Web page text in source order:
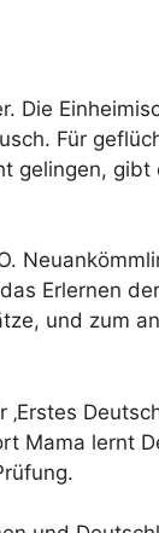
Für
gelingen,
Erlernen
und zum
Mama lernt